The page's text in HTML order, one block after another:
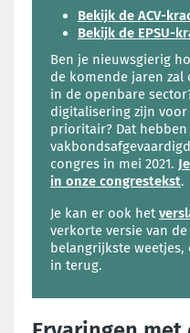
Bekijk de ACV-
Bekijk de EPSU-
Ben je nieuwsgierig
de komende jaren
in de openbare
digitalisering zijn
prioritair? Dat hebben
congres in mei 2021.
in onze congrestekst.
Je kan er ook het
verkorte versie van
belangrijkste weetjes,
in terug.